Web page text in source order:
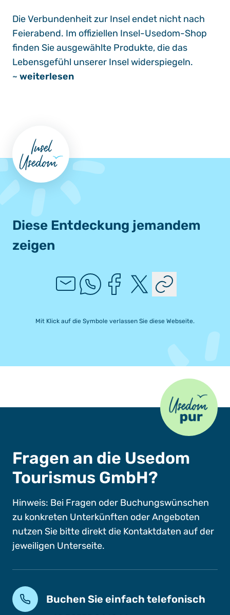
Die Verbundenheit zur Insel endet nicht nach
Feierabend. Im offiziellen Insel-Usedom-Shop
finden Sie ausgewählte Produkte, die das
Lebensgefühl unserer Insel widerspiegeln.
~ weiterlesen
Diese Entdeckung jemandem
zeigen
Mit Klick auf die Symbole verlassen Sie diese Webseite.
Usedom Pur
Fragen an die Usedom
Tourismus GmbH?
Hinweis: Bei Fragen oder Buchungswünschen
zu konkreten Unterkünften oder Angeboten
nutzen Sie bitte direkt die Kontaktdaten auf der
jeweiligen Unterseite.
Buchen Sie einfach telefonisch